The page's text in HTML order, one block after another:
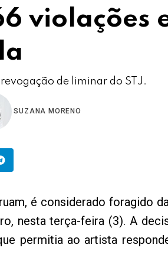
violações
de liminar do STJ.
SUZANA MORENO
é considerado foragido
nesta terça-feira (3). A
permitia ao artista